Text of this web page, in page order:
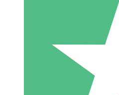
Individuele
Betaal per gebruik met